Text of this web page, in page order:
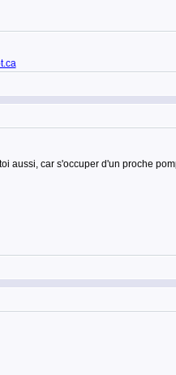
aussi, car s'occuper d'un proche